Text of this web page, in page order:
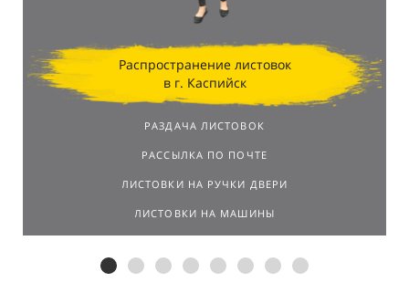
Распространение листовок
в г. Каспийск
РАЗДАЧА ЛИСТОВОК
РАССЫЛКА ПО ПОЧТЕ
ЛИСТОВКИ НА РУЧКИ ДВЕРИ
ЛИСТОВКИ НА МАШИНЫ